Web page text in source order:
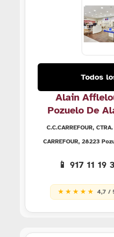
Todos
Alain
Pozuelo De
C.C.CARREFOUR,
CARREFOUR, 28223
📱 917 11 19
★ ★ ★ ★ ★ 4,7 /